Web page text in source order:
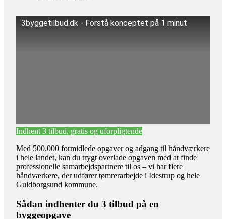
3byggetilbud.dk - Forstå konceptet på 1 minut
Indhent 3 tilbud, gratis og uforpligtende
Med 500.000 formidlede opgaver og adgang til håndværkere
i hele landet, kan du trygt overlade opgaven med at finde
professionelle samarbejdspartnere til os – vi har flere
håndværkere, der udfører tømrerarbejde i Idestrup og hele
Guldborgsund kommune.
Sådan indhenter du 3 tilbud på en
byggeopgave